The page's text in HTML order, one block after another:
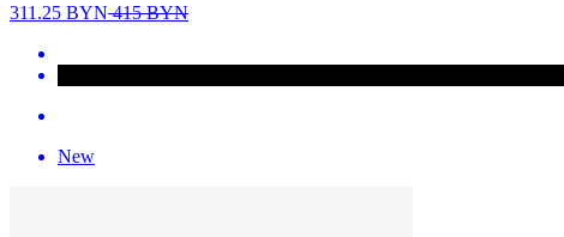
311.25 BYN415BYN
New